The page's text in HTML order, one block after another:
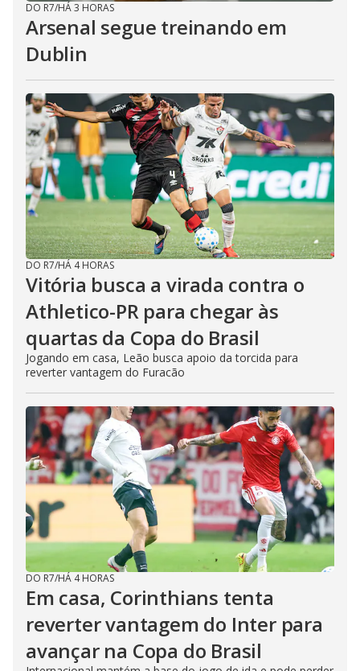
DO R7/HÁ 3 HORAS
Arsenal segue treinando em
Dublin
DO R7/HÁ 4 HORAS
Vitória busca a virada contra o
Athletico-PR para chegar às
quartas da Copa do Brasil
Jogando em casa, Leão busca apoio da torcida para
reverter vantagem do Furacão
DO R7/HÁ 4 HORAS
Em casa, Corinthians tenta
reverter vantagem do Inter para
avançar na Copa do Brasil